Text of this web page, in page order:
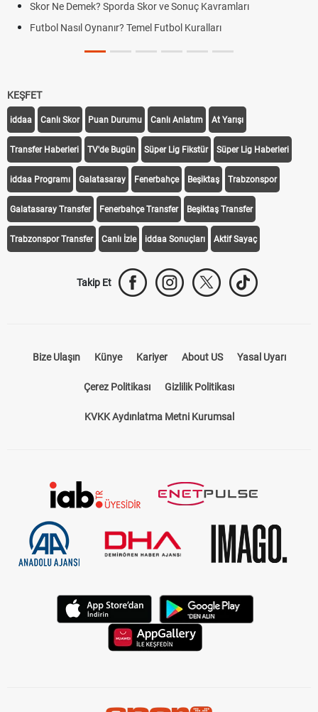
Skor Ne Demek? Sporda Skor ve Sonuç Kavramları
Futbol Nasıl Oynanır? Temel Futbol Kuralları
KEŞFET
iddaa Canlı Skor Puan Durumu Canlı Anlatım At Yarışı
Transfer Haberleri TV'de Bugün Süper Lig Fikstür Süper Lig Haberleri
iddaa Programı Galatasaray Fenerbahçe Beşiktaş Trabzonspor
Galatasaray Transfer Fenerbahçe Transfer Beşiktaş Transfer
Trabzonspor Transfer Canlı İzle iddaa Sonuçları Aktif Sayaç
Takip Et
Bize Ulaşın Künye Kariyer About US Yasal Uyarı
Çerez Politikası Gizlilik Politikası
KVKK Aydınlatma Metni Kurumsal